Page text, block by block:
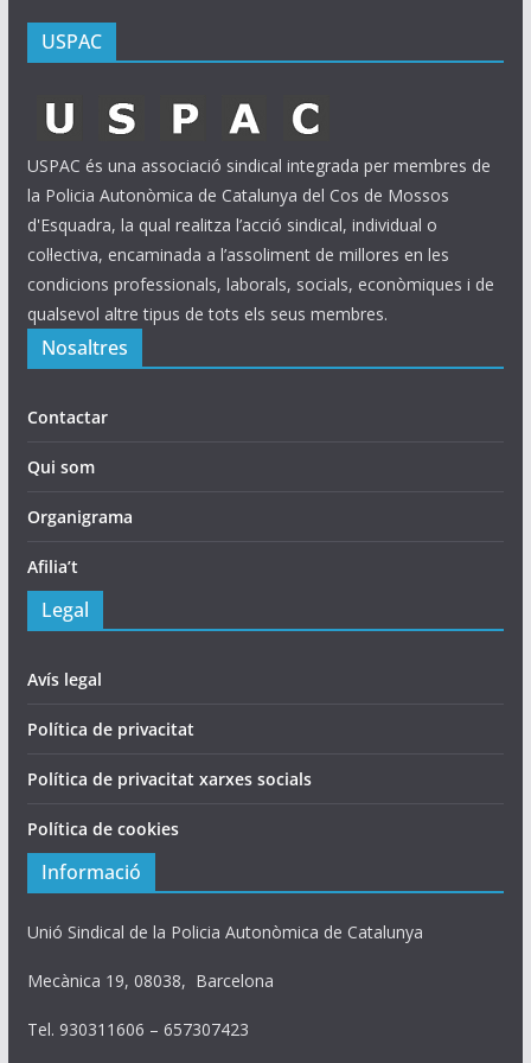
USPAC
USPAC és una associació sindical integrada per membres de
la Policia Autonòmica de Catalunya del Cos de Mossos
d'Esquadra, la qual realitza l’acció sindical, individual o
col·lectiva, encaminada a l’assoliment de millores en les
condicions professionals, laborals, socials, econòmiques i de
qualsevol altre tipus de tots els seus membres.
Nosaltres
Contactar
Qui som
Organigrama
Afilia’t
Legal
Avís legal
Política de privacitat
Política de privacitat xarxes socials
Política de cookies
Informació
Unió Sindical de la Policia Autonòmica de Catalunya
Mecànica 19, 08038, Barcelona
Tel. 930311606 – 657307423